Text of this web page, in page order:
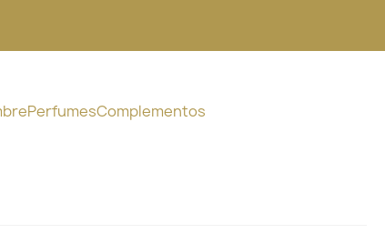
PerfumesComplementos